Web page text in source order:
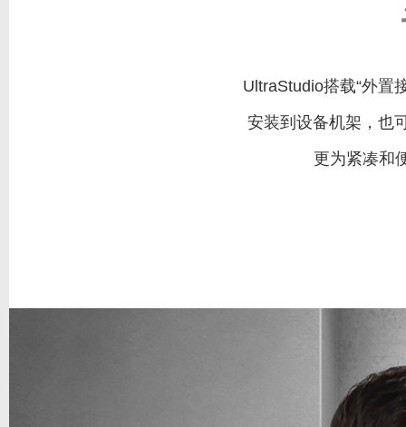
UltraStudio搭载“外置
安装到设备机架，也
更为紧凑和